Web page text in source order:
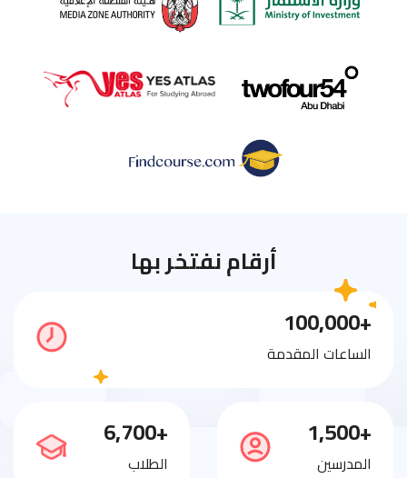
أرقام نفتخر بها
+100,000
الساعات المقدمة
+1,500
المدرسين
+6,700
الطلاب